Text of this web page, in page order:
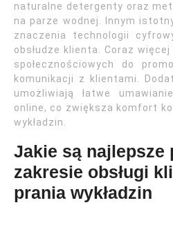
naturalne detergenty oraz
na parze wodnej. Innym
znaczenia technologii
obsłudze klienta. Coraz
społecznościowych do
komunikacji z klientami.
umożliwiają łatwe
online, co zwiększa komfort
wykładzin.
Jakie są najlepsze
zakresie obsługi
prania wykładzin